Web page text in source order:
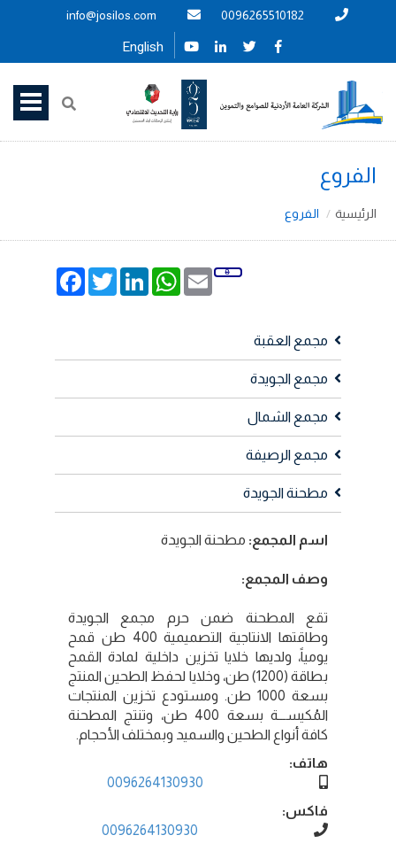
0096265510182
info@josilos.com
English
الفروع
الرئيسية الفروع
FacebookTwitterLinkedIn
WhatsAppEmail
مجمع العقبة
مجمع الجويدة
مجمع الشمال
مجمع الرصيفة
مطحنة الجويدة
اسم المجمع: مطحنة الجويدة
وصف المجمع:
تقع المطحنة ضمن حرم مجمع الجويدة
وطاقتها الانتاجية التصميمية 400 طن قمح
يومياً، ولديها خلايا تخزين داخلية لمادة القمح
بطاقة (1200) طن، وخلايا لحفظ الطحين المنتج
بسعة 1000 طن. ومستودع تخزين المنتجات
المُكيســـة بسعة 400 طن، وتنتج المطحنة
كافة أنواع الطحين والسميد وبمختلف الأحجام.
هاتف:
فاكس: